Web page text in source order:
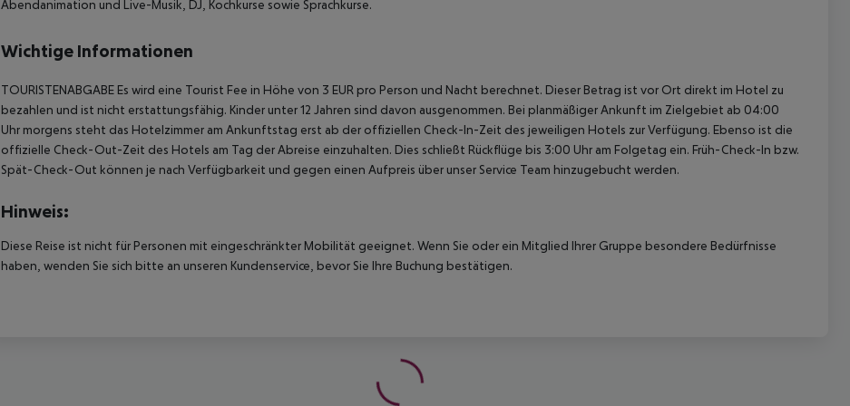
Abendanimation und Live-Musik, DJ, Kochkurse sowie Sprachkurse.
Wichtige Informationen
TOURISTENABGABE Es wird eine Tourist Fee in Höhe von 3 EUR pro Person und Nacht berechnet. Dieser Betrag ist vor Ort direkt im Hotel zu
bezahlen und ist nicht erstattungsfähig. Kinder unter 12 Jahren sind davon ausgenommen. Bei planmäßiger Ankunft im Zielgebiet ab 04:00
Uhr morgens steht das Hotelzimmer am Ankunftstag erst ab der offiziellen Check-In-Zeit des jeweiligen Hotels zur Verfügung. Ebenso ist die
offizielle Check-Out-Zeit des Hotels am Tag der Abreise einzuhalten. Dies schließt Rückflüge bis 3:00 Uhr am Folgetag ein. Früh-Check-In bzw.
Spät-Check-Out können je nach Verfügbarkeit und gegen einen Aufpreis über unser Service Team hinzugebucht werden.
Hinweis:
Diese Reise ist nicht für Personen mit eingeschränkter Mobilität geeignet. Wenn Sie oder ein Mitglied Ihrer Gruppe besondere Bedürfnisse
haben, wenden Sie sich bitte an unseren Kundenservice, bevor Sie Ihre Buchung bestätigen.